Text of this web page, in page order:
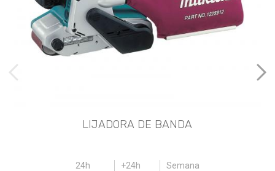
LIJADORA DE BANDA
24h +24h Semana
imágenes anteriores